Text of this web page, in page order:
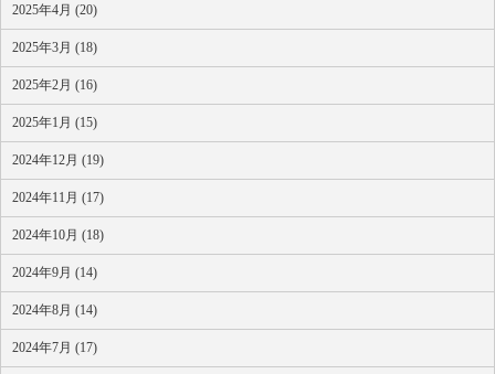
2025年4月 (20)
2025年3月 (18)
2025年2月 (16)
2025年1月 (15)
2024年12月 (19)
2024年11月 (17)
2024年10月 (18)
2024年9月 (14)
2024年8月 (14)
2024年7月 (17)